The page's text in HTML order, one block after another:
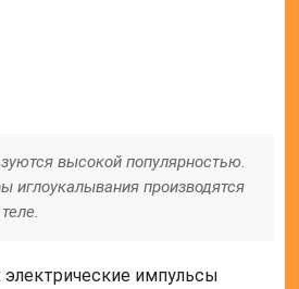
высокой популярностью.
иглоукалывания производятся
импульсы